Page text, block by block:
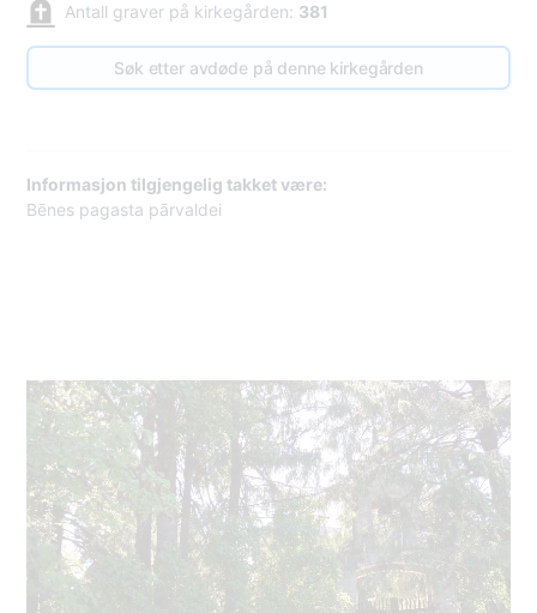
Antall graver på kirkegården: 381
Søk etter avdøde på denne kirkegården
Informasjon tilgjengelig takket være:
Bēnes pagasta pārvaldei